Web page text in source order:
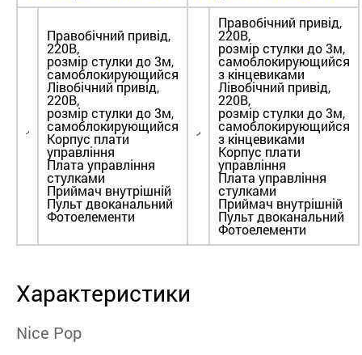
Правобічний привід,
220В,
розмір стулки до 3м,
самоблокирующийся
Лівобічний привід,
220В,
розмір стулки до 3м,
самоблокирующийся
Корпус плати
управління
Плата управління
стулками
Приймач внутрішній
Пульт двоканальний
Фотоелементи
Правобічний привід,
220В,
розмір стулки до 3м,
самоблокирующийся
з кінцевиками
Лівобічний привід,
220В,
розмір стулки до 3м,
самоблокирующийся
з кінцевиками
Корпус плати
управління
Плата управління
стулками
Приймач внутрішній
Пульт двоканальний
Фотоелементи
Характеристики
Nice Pop